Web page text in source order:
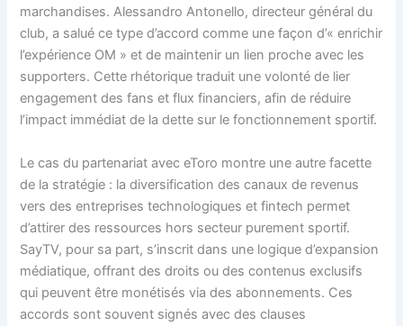
marchandises. Alessandro Antonello, directeur général du
club, a salué ce type d’accord comme une façon d’« enrichir
l’expérience OM » et de maintenir un lien proche avec les
supporters. Cette rhétorique traduit une volonté de lier
engagement des fans et flux financiers, afin de réduire
l’impact immédiat de la dette sur le fonctionnement sportif.
Le cas du partenariat avec eToro montre une autre facette
de la stratégie : la diversification des canaux de revenus
vers des entreprises technologiques et fintech permet
d’attirer des ressources hors secteur purement sportif.
SayTV, pour sa part, s’inscrit dans une logique d’expansion
médiatique, offrant des droits ou des contenus exclusifs
qui peuvent être monétisés via des abonnements. Ces
accords sont souvent signés avec des clauses